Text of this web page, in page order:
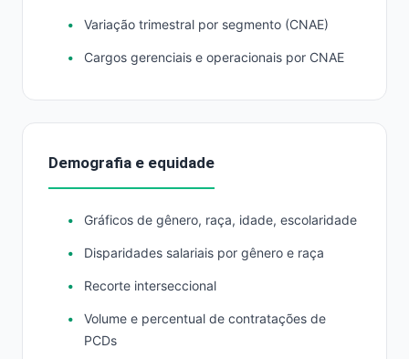
Variação trimestral por segmento (CNAE)
Cargos gerenciais e operacionais por CNAE
Demografia e equidade
Gráficos de gênero, raça, idade, escolaridade
Disparidades salariais por gênero e raça
Recorte interseccional
Volume e percentual de contratações de
PCDs